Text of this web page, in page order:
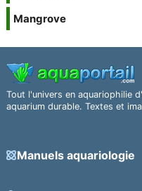
Mangrove
Tout l'univers en aquariophilie
aquarium durable. Textes et
Manuels aquariologie